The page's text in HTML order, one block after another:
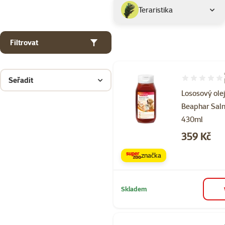
Teraristika
Filtrovat
Seřadit
Lososový
Beaphar
430ml
Hodnocení
Cena
359 Kč
značka
Skladem